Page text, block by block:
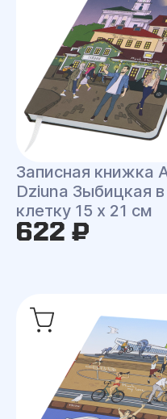
Записная книжка
Dziuna Зыбицкая в
клетку 15 x 21 см
622 ₽